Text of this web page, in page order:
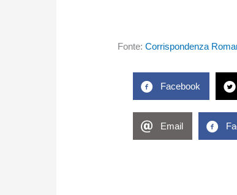
Fonte:Corrispondenza
Facebook
Email